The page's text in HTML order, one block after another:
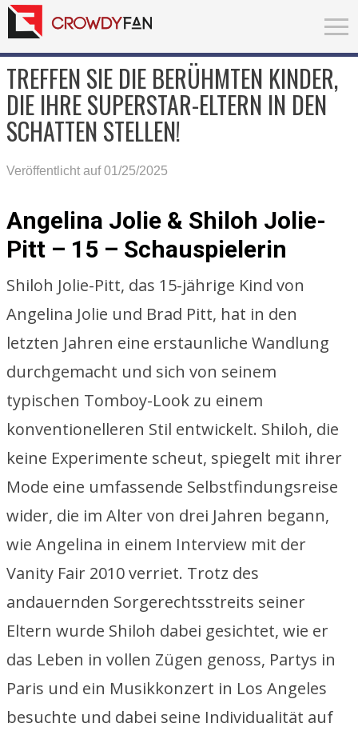
TREFFEN SIE DIE BERÜHMTEN KINDER,
DIE IHRE SUPERSTAR-ELTERN IN DEN
SCHATTEN STELLEN!
Veröffentlicht auf 01/25/2025
Angelina Jolie & Shiloh Jolie-
Pitt – 15 – Schauspielerin
Shiloh Jolie-Pitt, das 15-jährige Kind von
Angelina Jolie und Brad Pitt, hat in den
letzten Jahren eine erstaunliche Wandlung
durchgemacht und sich von seinem
typischen Tomboy-Look zu einem
konventionelleren Stil entwickelt. Shiloh, die
keine Experimente scheut, spiegelt mit ihrer
Mode eine umfassende Selbstfindungsreise
wider, die im Alter von drei Jahren begann,
wie Angelina in einem Interview mit der
Vanity Fair 2010 verriet. Trotz des
andauernden Sorgerechtsstreits seiner
Eltern wurde Shiloh dabei gesichtet, wie er
das Leben in vollen Zügen genoss, Partys in
Paris und ein Musikkonzert in Los Angeles
besuchte und dabei seine Individualität auf